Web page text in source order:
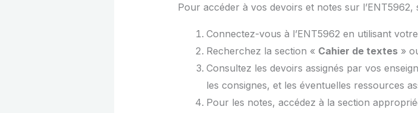
Pour accéder à vos devoirs et notes sur l’ENT5962,
Connectez-vous à l’ENT5962 en utilisant
Recherchez la section « Cahier de textes»
Consultez les devoirs assignés par vos
les consignes, et les éventuelles ressources
Pour les notes, accédez à la section